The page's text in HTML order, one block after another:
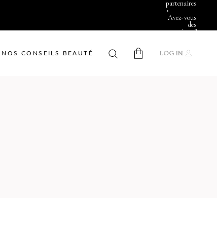
partenaires
•
Avez-vous
des
questions ?
NOS CONSEILS BEAUTÉ LOG IN